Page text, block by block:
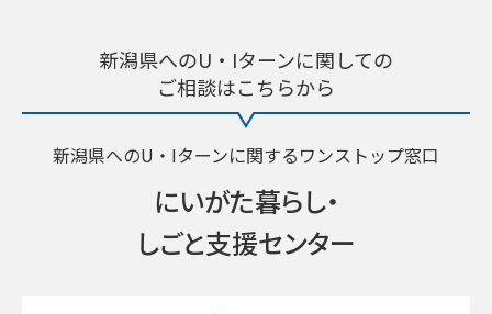
新潟県へのU・Iターンに関しての
ご相談はこちらから
新潟県へのU・Iターンに関するワンストップ窓口
にいがた暮らし・
しごと支援センター